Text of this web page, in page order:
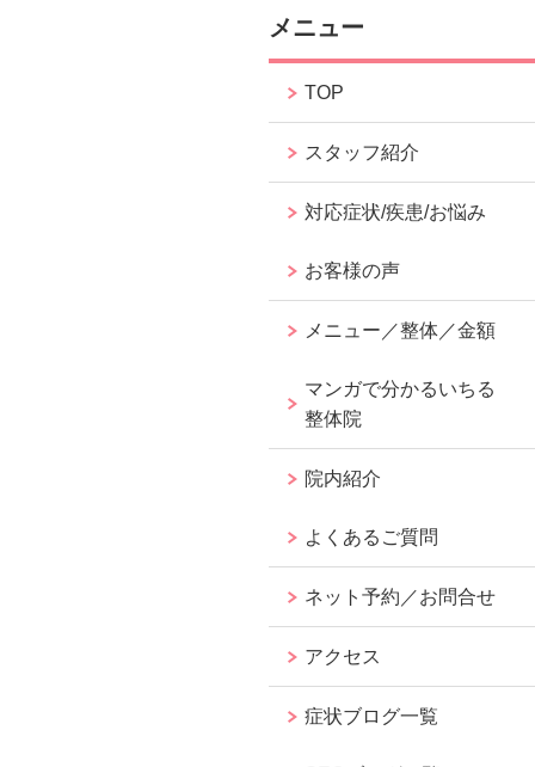
メニュー
TOP
スタッフ紹介
対応症状/疾患/お悩み
お客様の声
メニュー／整体／金額
マンガで分かるいちる
整体院
院内紹介
よくあるご質問
ネット予約／お問合せ
アクセス
症状ブログ一覧